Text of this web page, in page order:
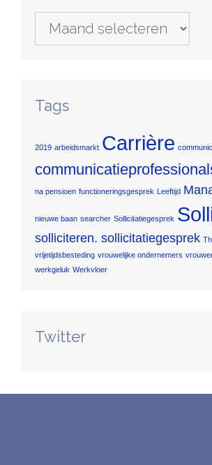
Tags
2019 arbeidsmarkt Carrière
na pensioen functioneringsgesprek Leeftijd
nieuwe baan searcher Sollicitatiegesprek
solliciteren. sollicitatiegesprek
vrijetijdsbesteding vrouwelijke ondernemers
werkgeluk Werkvloer
Twitter